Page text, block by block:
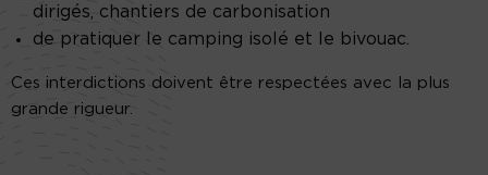
dirigés, chantiers de carbonisation
de pratiquer le camping isolé et le bivouac.
Ces interdictions doivent être respectées avec la plus
grande rigueur.